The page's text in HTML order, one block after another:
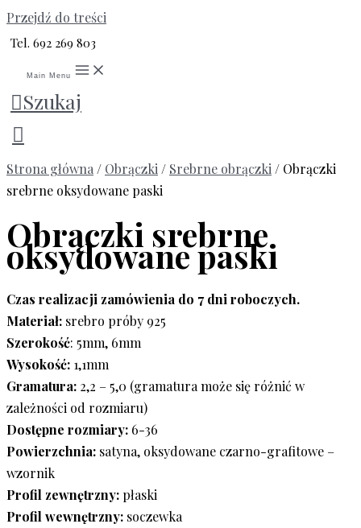
Przejdź do treści
Tel. 692 269 803
Main Menu
Szukaj
Strona główna / Obrączki / Srebrne obrączki / Obrączki
srebrne oksydowane paski
Obrączki srebrne
oksydowane paski
Czas realizacji zamówienia do 7 dni roboczych.
Materiał: srebro próby 925
Szerokość: 5mm, 6mm
Wysokość: 1,1mm
Gramatura: 2,2 – 5,0 (gramatura może się różnić w
zależności od rozmiaru)
Dostępne rozmiary: 6-36
Powierzchnia: satyna, oksydowane czarno-grafitowe –
wzornik
Profil zewnętrzny: płaski
Profil wewnętrzny: soczewka